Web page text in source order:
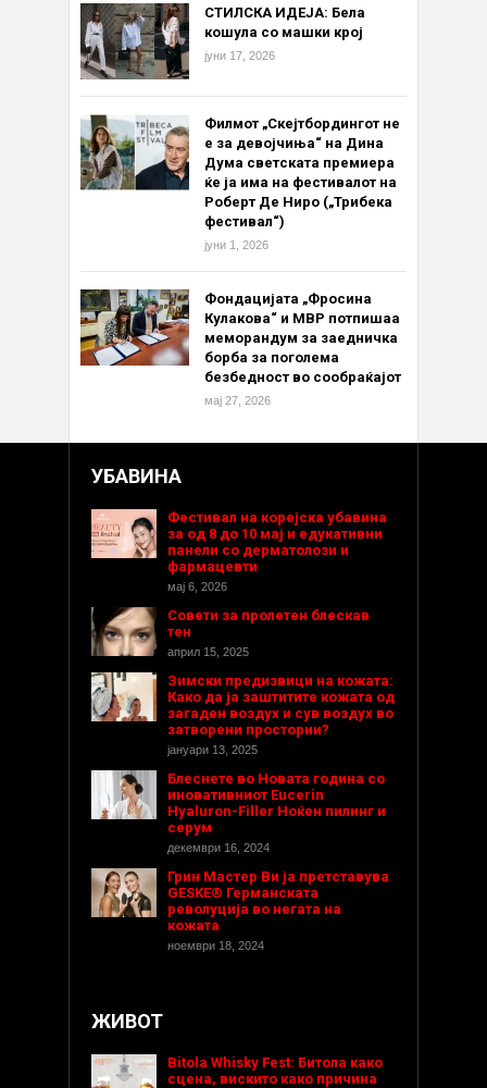
СТИЛСКА ИДЕЈА: Бела
кошула со машки крој
јуни 17, 2026
Филмот „Скејтбордингот не
е за девојчиња“ на Дина
Дума светската премиера
ќе ја има на фестивалот на
Роберт Де Ниро („Трибека
фестивал“)
јуни 1, 2026
Фондацијата „Фросина
Кулакова“ и МВР потпишаа
меморандум за заедничка
борба за поголема
безбедност во сообраќајот
мај 27, 2026
УБАВИНА
Фестивал на корејска убавина
за од 8 до 10 мај и едукативни
панели со дерматолози и
фармацевти
мај 6, 2026
Совети за пролетен блескав
тен
април 15, 2025
Зимски предизвици на кожата:
Како да ја заштитите кожата од
загаден воздух и сув воздух во
затворени простории?
јануари 13, 2025
Блеснете во Новата година со
иновативниот Eucerin
Hyaluron-Filler Ноќен пилинг и
серум
декември 16, 2024
Грин Мастер Ви ја претставува
GESKE® Германската
револуција во негата на
кожата
ноември 18, 2024
ЖИВОТ
Bitola Whisky Fest: Битола како
сцена, вискито како причина